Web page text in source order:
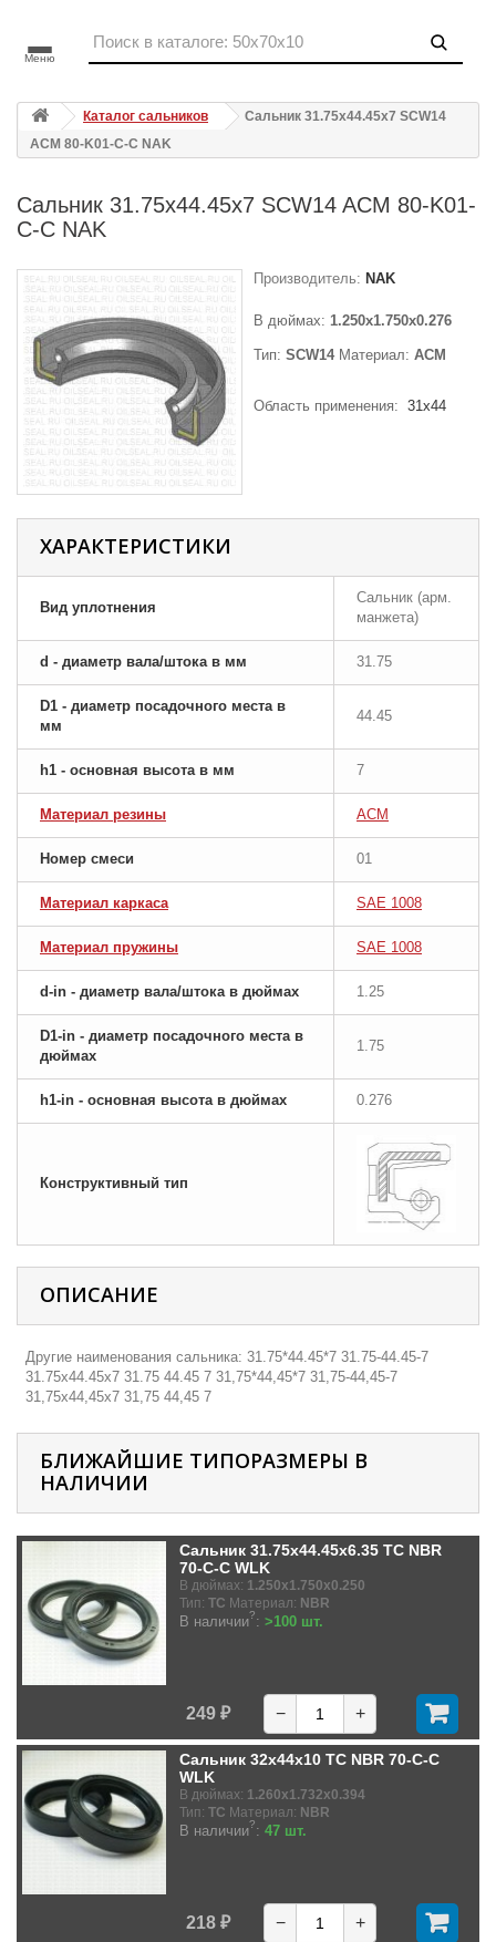
Меню
Каталог сальников
Сальник 31.75x44.45x7 SCW14
ACM 80-K01-C-C NAK
Сальник 31.75x44.45x7 SCW14 ACM 80-K01-
C-C NAK
Производитель: NAK
В дюймах: 1.250x1.750x0.276
Тип: SCW14Материал: ACM
Область применения: 31x44
ХАРАКТЕРИСТИКИ
Вид уплотнения
Сальник (арм.
манжета)
d - диаметр вала/штока в мм 31.75
D1 - диаметр посадочного места в
мм
44.45
h1 - основная высота в мм 7
Материал резины ACM
Номер смеси 01
Материал каркаса SAE 1008
Материал пружины SAE 1008
d-in - диаметр вала/штока в дюймах 1.25
D1-in - диаметр посадочного места в
дюймах
1.75
h1-in - основная высота в дюймах 0.276
Конструктивный тип
ОПИСАНИЕ
Другие наименования сальника: 31.75*44.45*7 31.75-44.45-7
31.75х44.45х7 31.75 44.45 7 31,75*44,45*7 31,75-44,45-7
31,75х44,45х7 31,75 44,45 7
БЛИЖАЙШИЕ ТИПОРАЗМЕРЫ В
НАЛИЧИИ
Сальник 31.75x44.45x6.35 TC NBR
70-C-C WLK
В дюймах: 1.250x1.750x0.250
Тип: TC Материал: NBR
В наличии?: >100 шт.
249 ₽ − +
Сальник 32x44x10 TC NBR 70-C-C
WLK
В дюймах: 1.260x1.732x0.394
Тип: TC Материал: NBR
В наличии?: 47 шт.
218 ₽ − +